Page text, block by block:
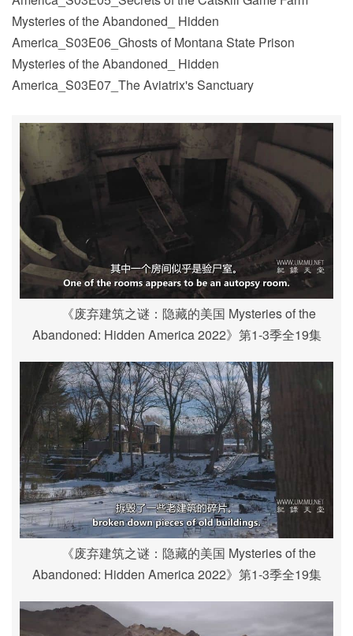
Mysteries of the Abandoned_ Hidden
America_S03E06_Ghosts of Montana State Prison
Mysteries of the Abandoned_ Hidden
America_S03E07_The Aviatrix's Sanctuary
《废弃建筑之谜：隐藏的美国 Mysteries of the
Abandoned: Hidden America 2022》第1-3季全19集
《废弃建筑之谜：隐藏的美国 Mysteries of the
Abandoned: Hidden America 2022》第1-3季全19集